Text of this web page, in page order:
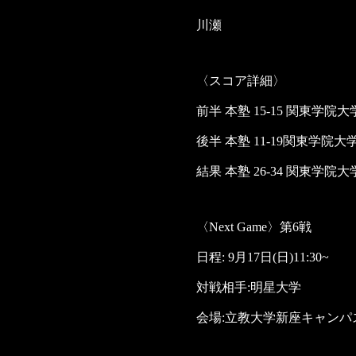
川瀬
〈スコア詳細〉
前半 本塾 15-15 関東学院大
後半 本塾 11-19関東学院大
結果 本塾 26-34 関東学院大
〈Next Game〉第6戦
日程: 9月17日(日)11:30~
対戦相手:明星大学
会場:立教大学新座キャンパ